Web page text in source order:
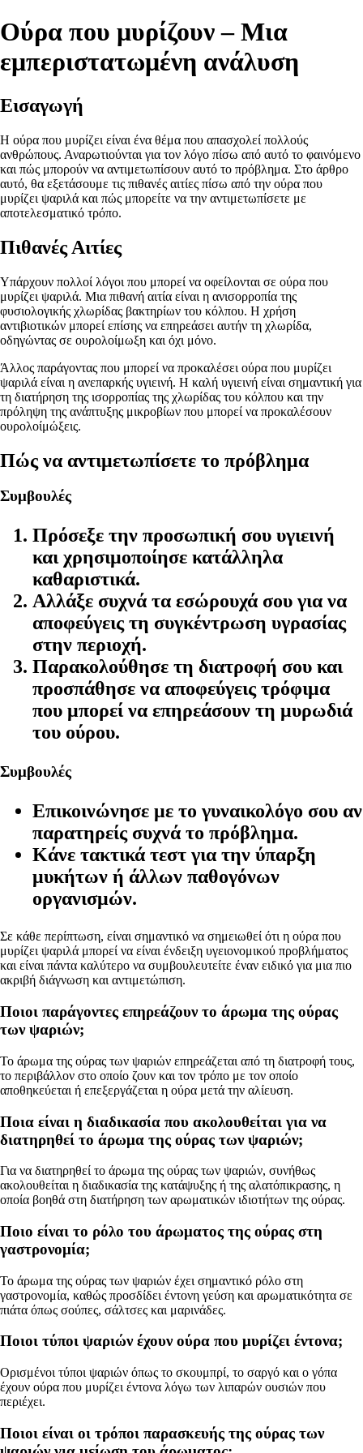
Ούρα που μυρίζουν – Μια
εμπεριστατωμένη ανάλυση
Εισαγωγή
Η ούρα που μυρίζει είναι ένα θέμα που απασχολεί πολλούς
ανθρώπους. Αναρωτιούνται για τον λόγο πίσω από αυτό το φαινόμενο
και πώς μπορούν να αντιμετωπίσουν αυτό το πρόβλημα. Στο άρθρο
αυτό, θα εξετάσουμε τις πιθανές αιτίες πίσω από την ούρα που
μυρίζει ψαριλά και πώς μπορείτε να την αντιμετωπίσετε με
αποτελεσματικό τρόπο.
Πιθανές Αιτίες
Υπάρχουν πολλοί λόγοι που μπορεί να οφείλονται σε ούρα που
μυρίζει ψαριλά. Μια πιθανή αιτία είναι η ανισορροπία της
φυσιολογικής χλωρίδας βακτηρίων του κόλπου. Η χρήση
αντιβιοτικών μπορεί επίσης να επηρεάσει αυτήν τη χλωρίδα,
οδηγώντας σε ουρολοίμωξη και όχι μόνο.
Άλλος παράγοντας που μπορεί να προκαλέσει ούρα που μυρίζει
ψαριλά είναι η ανεπαρκής υγιεινή. Η καλή υγιεινή είναι σημαντική για
τη διατήρηση της ισορροπίας της χλωρίδας του κόλπου και την
πρόληψη της ανάπτυξης μικροβίων που μπορεί να προκαλέσουν
ουρολοίμώξεις.
Πώς να αντιμετωπίσετε το πρόβλημα
Συμβουλές
Πρόσεξε την προσωπική σου υγιεινή
και χρησιμοποίησε κατάλληλα
καθαριστικά.
Αλλάξε συχνά τα εσώρουχά σου για να
αποφεύγεις τη συγκέντρωση υγρασίας
στην περιοχή.
Παρακολούθησε τη διατροφή σου και
προσπάθησε να αποφεύγεις τρόφιμα
που μπορεί να επηρεάσουν τη μυρωδιά
του ούρου.
Συμβουλές
Επικοινώνησε με το γυναικολόγο σου αν
παρατηρείς συχνά το πρόβλημα.
Κάνε τακτικά τεστ για την ύπαρξη
μυκήτων ή άλλων παθογόνων
οργανισμών.
Σε κάθε περίπτωση, είναι σημαντικό να σημειωθεί ότι η ούρα που
μυρίζει ψαριλά μπορεί να είναι ένδειξη υγειονομικού προβλήματος
και είναι πάντα καλύτερο να συμβουλευτείτε έναν ειδικό για μια πιο
ακριβή διάγνωση και αντιμετώπιση.
Ποιοι παράγοντες επηρεάζουν το άρωμα της ούρας
των ψαριών;
Το άρωμα της ούρας των ψαριών επηρεάζεται από τη διατροφή τους,
το περιβάλλον στο οποίο ζουν και τον τρόπο με τον οποίο
αποθηκεύεται ή επεξεργάζεται η ούρα μετά την αλίευση.
Ποια είναι η διαδικασία που ακολουθείται για να
διατηρηθεί το άρωμα της ούρας των ψαριών;
Για να διατηρηθεί το άρωμα της ούρας των ψαριών, συνήθως
ακολουθείται η διαδικασία της κατάψυξης ή της αλατόπικρασης, η
οποία βοηθά στη διατήρηση των αρωματικών ιδιοτήτων της ούρας.
Ποιο είναι το ρόλο του άρωματος της ούρας στη
γαστρονομία;
Το άρωμα της ούρας των ψαριών έχει σημαντικό ρόλο στη
γαστρονομία, καθώς προσδίδει έντονη γεύση και αρωματικότητα σε
πιάτα όπως σούπες, σάλτσες και μαρινάδες.
Ποιοι τύποι ψαριών έχουν ούρα που μυρίζει έντονα;
Ορισμένοι τύποι ψαριών όπως το σκουμπρί, το σαργό και ο γόπα
έχουν ούρα που μυρίζει έντονα λόγω των λιπαρών ουσιών που
περιέχει.
Ποιοι είναι οι τρόποι παρασκευής της ούρας των